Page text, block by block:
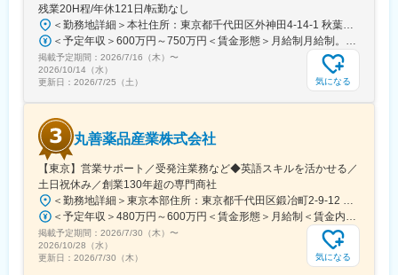
残業20H程/年休121日/転勤なし
掲載予定期間： 2026/7/16（木） 〜
2026/10/14（水）
更新日： 2026/7/25（土） 気になる
丸善薬品産業株式会社
【東京】営業サポート／受発注業務など◆英語スキルを活かせる／
土日祝休み／創業130年超の専門商社
掲載予定期間： 2026/7/30（木） 〜
2026/10/28（水）
更新日： 2026/7/30（木） 気になる